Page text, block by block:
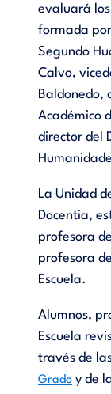
evaluará
formada
Segundo
Calvo,
Baldonedo,
Académico
director del
La Unidad
Docentia,
profesora
profesora
Escuela.
Alumnos,
Escuela
través de
Gradoy de